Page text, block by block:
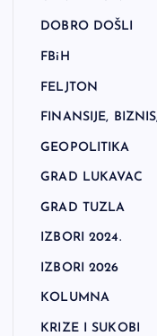
DOBRO DOŠLI
FBiH
FELJTON
FINANSIJE,
GEOPOLITIKA
GRAD LUKAVAC
GRAD TUZLA
IZBORI 2024.
IZBORI 2026
KOLUMNA
KRIZE I SUKOBI